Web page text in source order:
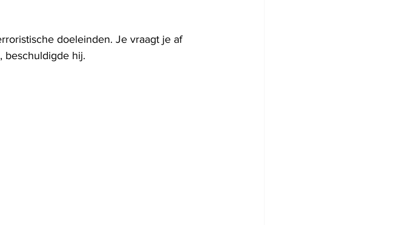
doeleinden. Je vraagt ​​je af
beschuldigde hij.